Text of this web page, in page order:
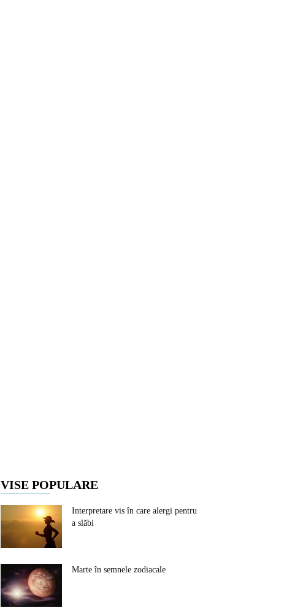
VISE POPULARE
Interpretare vis în care alergi pentru
a slăbi
Marte în semnele zodiacale